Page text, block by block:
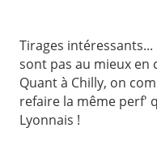
Tirages intéressants...
sont pas au mieux en
Quant à Chilly, on
refaire la même perf'
Lyonnais !